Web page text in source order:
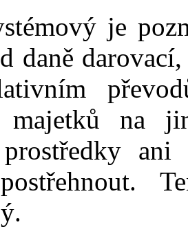
je
daně
majetků na
ani